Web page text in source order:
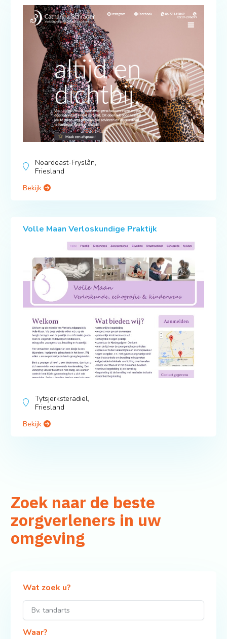
Noardeast-Fryslân,
Friesland
Bekijk
Volle Maan Verloskundige Praktijk
Tytsjerksteradiel,
Friesland
Bekijk
Zoek naar de beste
zorgverleners in uw
omgeving
Wat zoek u?
Waar?